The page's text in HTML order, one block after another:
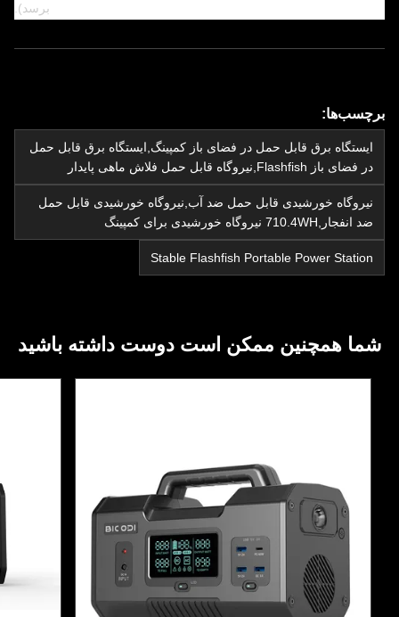
برسد).
برچسب‌ها:
ایستگاه برق قابل حمل در فضای باز کمپینگ,ایستگاه برق قابل حمل
در فضای باز Flashfish,نیروگاه قابل حمل فلاش ماهی پایدار
نیروگاه خورشیدی قابل حمل ضد آب,نیروگاه خورشیدی قابل حمل
ضد انفجار,710.4WH نیروگاه خورشیدی برای کمپینگ
Stable Flashfish Portable Power Station
شما همچنین ممکن است دوست داشته باشید